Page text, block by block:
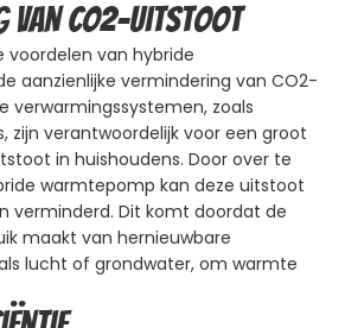
van CO2-uitstoot
voordelen van hybride
aanzienlijke vermindering van CO2-
verwarmingssystemen, zoals
zijn verantwoordelijk voor een groot
in huishoudens. Door over te
warmtepomp kan deze uitstoot
verminderd. Dit komt doordat de
maakt van hernieuwbare
lucht of grondwater, om warmte